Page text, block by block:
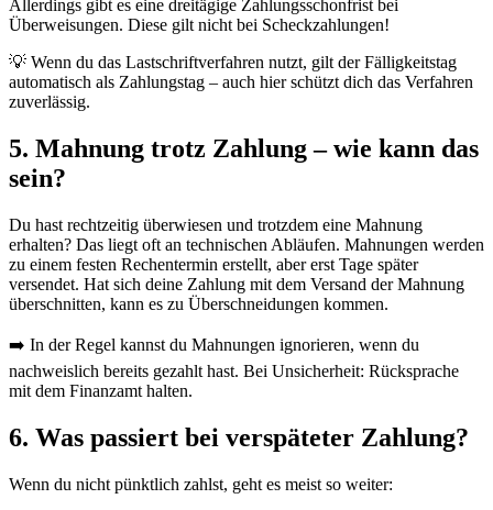
Allerdings gibt es eine dreitägige Zahlungsschonfrist bei
Überweisungen. Diese gilt nicht bei Scheckzahlungen!
💡 Wenn du das Lastschriftverfahren nutzt, gilt der Fälligkeitstag
automatisch als Zahlungstag – auch hier schützt dich das Verfahren
zuverlässig.
5. Mahnung trotz Zahlung – wie kann das
sein?
Du hast rechtzeitig überwiesen und trotzdem eine Mahnung
erhalten? Das liegt oft an technischen Abläufen. Mahnungen werden
zu einem festen Rechentermin erstellt, aber erst Tage später
versendet. Hat sich deine Zahlung mit dem Versand der Mahnung
überschnitten, kann es zu Überschneidungen kommen.
➡️ In der Regel kannst du Mahnungen ignorieren, wenn du
nachweislich bereits gezahlt hast. Bei Unsicherheit: Rücksprache
mit dem Finanzamt halten.
6. Was passiert bei verspäteter Zahlung?
Wenn du nicht pünktlich zahlst, geht es meist so weiter: